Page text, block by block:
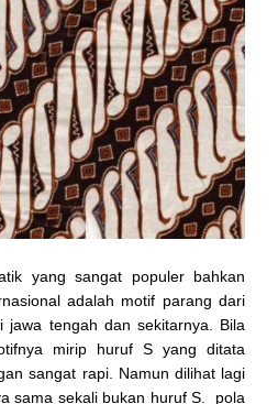
yang sangat populer bahkan
adalah motif parang dari
jawa tengah dan sekitarnya. Bila
mirip huruf S yang ditata
sangat rapi. Namun dilihat lagi
sama sekali bukan huruf S. pola